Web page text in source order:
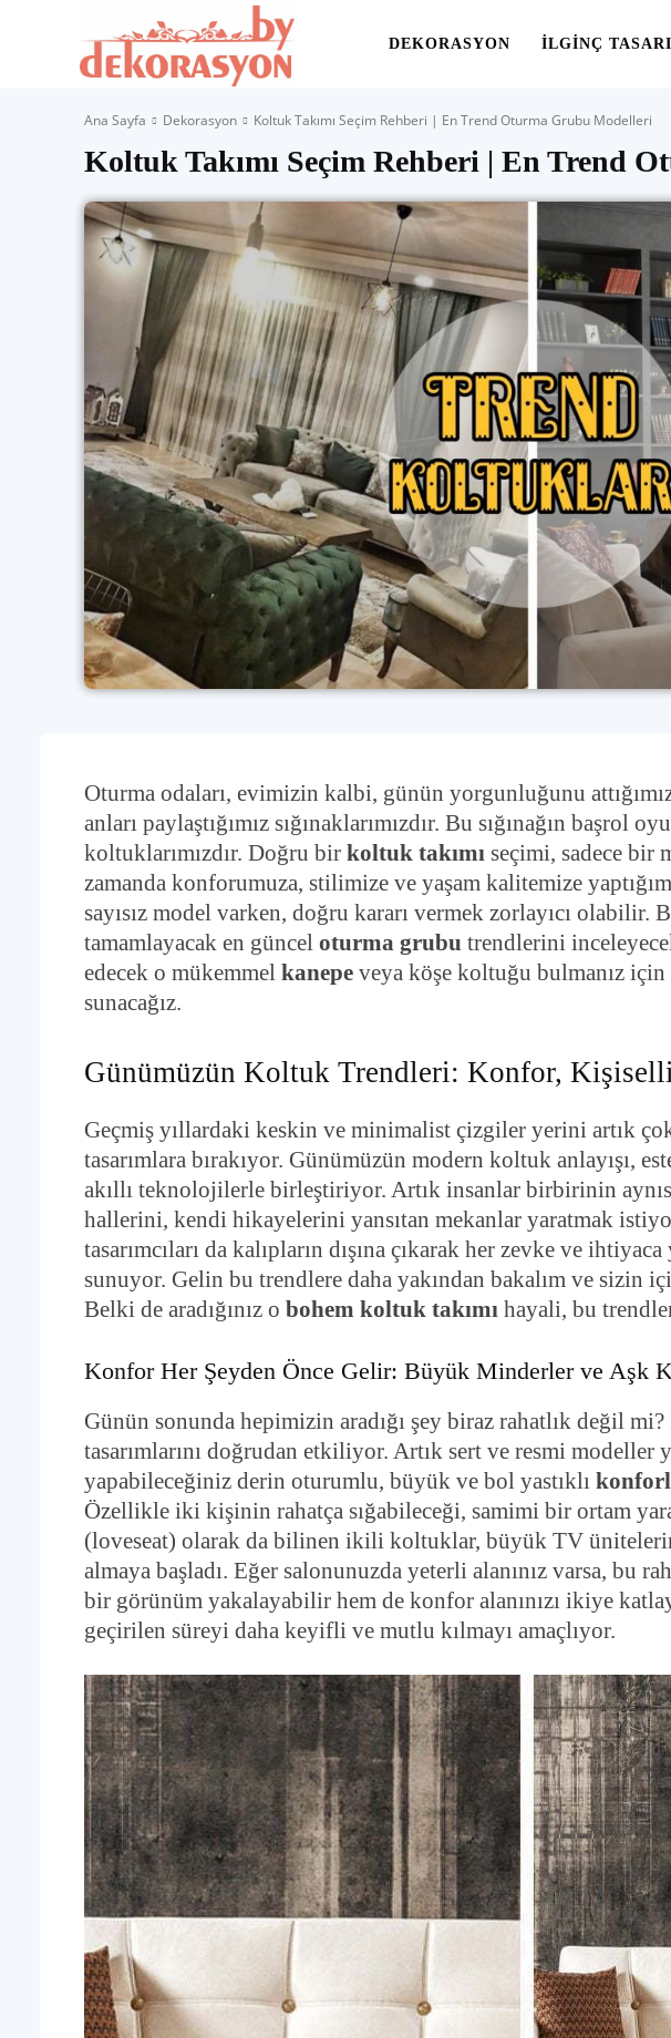
Alanınıza
DEKORASYON İLGINÇ
Ana Sayfa Dekorasyon Koltuk Takımı Seçim Rehberi | En Trend Oturma Grubu Modelleri
Koltuk Takımı Seçim Rehberi | En Trend
Oturma odaları, evimizin kalbi, günün yorgunluğunu
anları paylaştığımız sığınaklarımızdır. Bu sığınağın başrol
koltuklarımızdır. Doğru bir koltuk takımı seçimi, sadece bir
zamanda konforumuza, stilimize ve yaşam kalitemize
sayısız model varken, doğru kararı vermek zorlayıcı olabilir.
tamamlayacak en güncel oturma grubu trendlerini
edecek o mükemmel kanepe veya köşe koltuğu bulmanız
sunacağız.
Günümüzün Koltuk Trendleri: Konfor,
Geçmiş yıllardaki keskin ve minimalist çizgiler yerini artık
tasarımlara bırakıyor. Günümüzün modern koltuk anlayışı,
akıllı teknolojilerle birleştiriyor. Artık insanlar birbirinin
hallerini, kendi hikayelerini yansıtan mekanlar yaratmak
tasarımcıları da kalıpların dışına çıkarak her zevke ve
sunuyor. Gelin bu trendlere daha yakından bakalım ve sizin
Belki de aradığınız o bohem koltuk takımı hayali, bu
Konfor Her Şeyden Önce Gelir: Büyük Minderler ve Aşk
Günün sonunda hepimizin aradığı şey biraz rahatlık değil
tasarımlarını doğrudan etkiliyor. Artık sert ve resmi
yapabileceğiniz derin oturumlu, büyük ve bol yastıklı
Özellikle iki kişinin rahatça sığabileceği, samimi bir ortam
(loveseat) olarak da bilinen ikili koltuklar, büyük TV
almaya başladı. Eğer salonunuzda yeterli alanınız varsa, bu
bir görünüm yakalayabilir hem de konfor alanınızı ikiye
geçirilen süreyi daha keyifli ve mutlu kılmayı amaçlıyor.